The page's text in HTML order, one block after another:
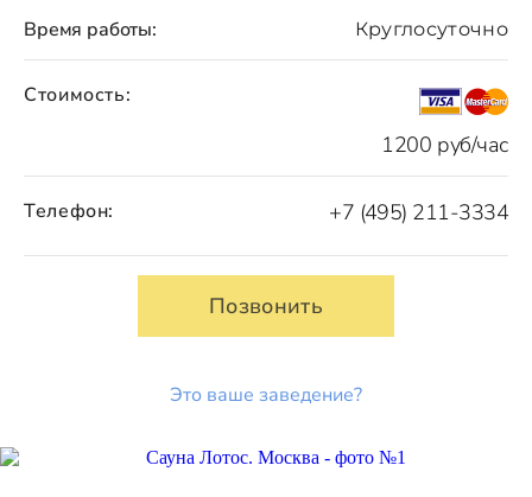
Стоимость:
1200 руб/час
Время работы: Круглосуточно
Телефон: +7 (495) 211-3334
Позвонить
Это ваше заведение?